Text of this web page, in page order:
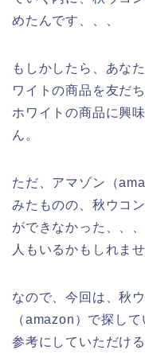
めたんです、、、
もしかしたら、あな
ワイトの商品を友だ
ホワイトの商品に興
ん。
ただ、アマゾン（
みたものの、秋ウコ
ができなかった、、
人もいるかもしれませ
なので、今回は、秋
（amazon）で探し
参考にしていただけ